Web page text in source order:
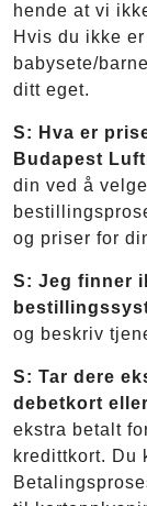
hende at vi
Hvis du ikke
babysete/
ditt eget.
S: Hva er
Budapest
din ved å
og priser for
S: Jeg finner
og beskriv
S: Tar dere
debetkort
ekstra betalt
kredittkort. Du